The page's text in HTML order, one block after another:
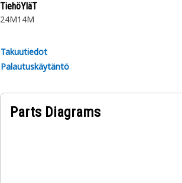
TiehöYläT
24M14M
Takuutiedot
Palautuskäytäntö
Parts Diagrams